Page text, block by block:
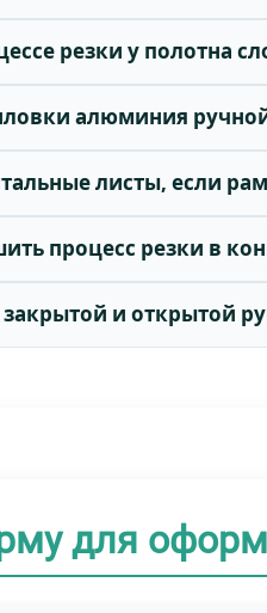
резки у полотна
алюминия
листы, если
процесс резки в
и открытой
для